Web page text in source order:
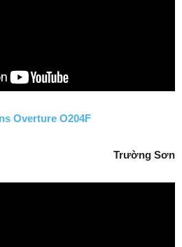
Overture O204F
Trường Sơn